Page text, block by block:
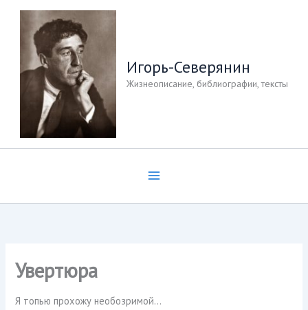
Перейти
содержимому
Игорь-Северянин
Жизнеописание, библиографии, тексты
Увертюра
Я топью прохожу необозримой…